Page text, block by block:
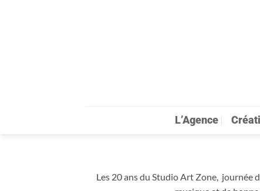
L’Agence
Les 20 ans du Studio Art Zone, journée